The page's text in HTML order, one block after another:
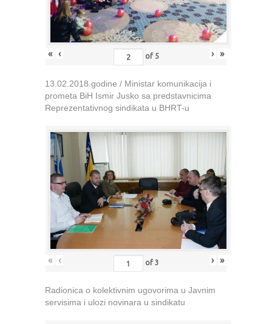
« ‹ of 5 › »
13.02.2018.godine / Ministar komunikacija i
prometa BiH Ismir Jusko sa predstavnicima
Reprezentativnog sindikata u BHRT-u
« ‹ of 3 › »
Radionica o kolektivnim ugovorima u Javnim
servisima i ulozi novinara u sindikatu